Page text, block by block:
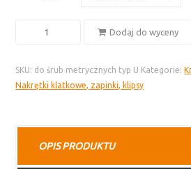
śrub
metrycznych
Dodaj do wyceny
SKU: do śrub metrycznych typ U Kategorie:
Nakrętki klatkowe, zapinki, klipsy
OPIS PRODUKTU